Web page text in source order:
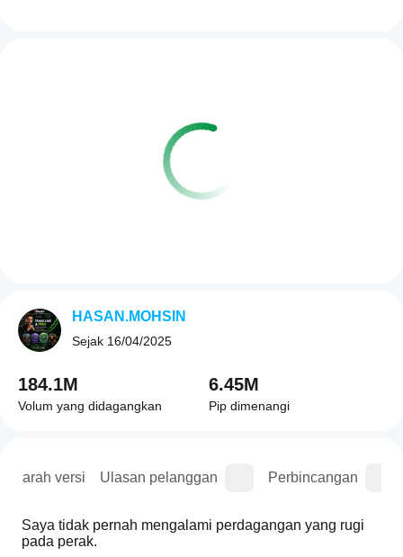
Sejarah versi Ulasan pelanggan Perbincangan
Saya tidak pernah mengalami perdagangan yang rugi
pada perak.
HASAN.MOHSIN
Sejak 16/04/2025
184.1M
Volum yang didagangkan
6.45M
Pip dimenangi